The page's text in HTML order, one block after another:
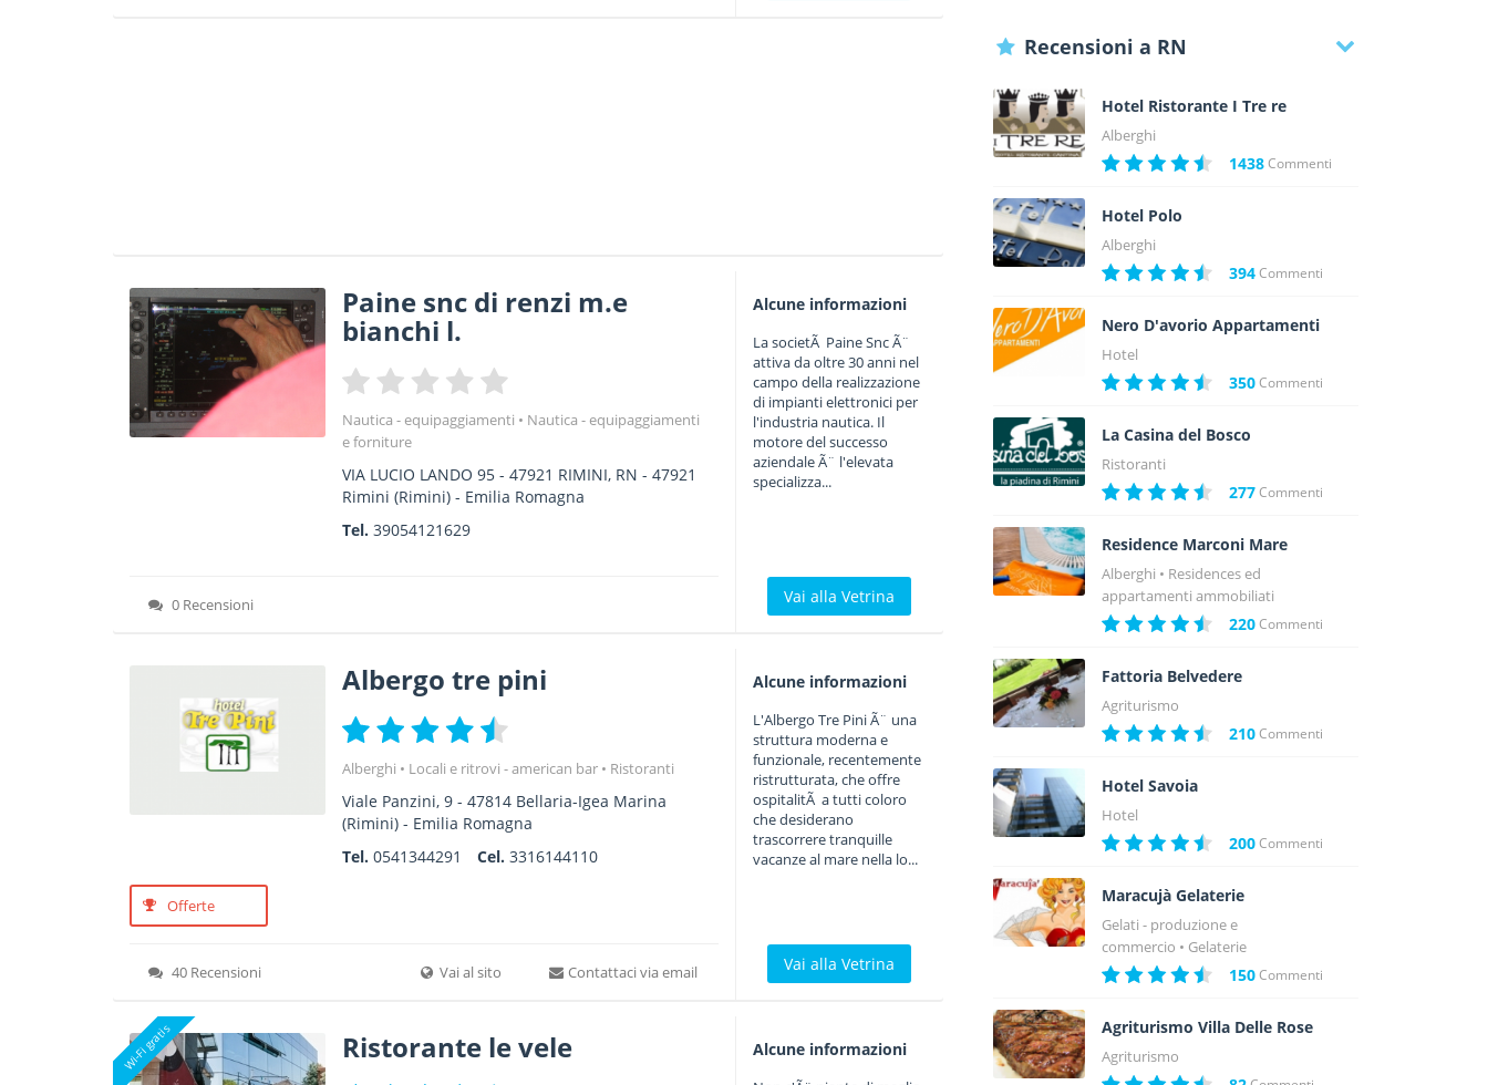
Paine snc di renzi m.e
bianchi l.
Nautica - equipaggiamenti
Nautica - equipaggiamenti
e forniture
VIA LUCIO LANDO 95 - 47921 RIMINI, RN -47921
Rimini (Rimini) - Emilia Romagna
Tel.39054121629
0 Recensioni
Alcune informazioni
La societÃ Paine Snc Ã¨
attiva da oltre 30 anni nel
campo della realizzazione
di impianti elettronici per
l'industria nautica. Il
motore del successo
aziendale Ã¨ l'elevata
specializza...
Vai alla Vetrina
Albergo tre pini
Alberghi Locali e ritrovi - american bar Ristoranti
Viale Panzini, 9 -47814 Bellaria-Igea Marina
(Rimini) - Emilia Romagna
Tel.0541344291 Cel.3316144110
Offerte
40 Recensioni Vai al sito Contattaci via email
Alcune informazioni
L'Albergo Tre Pini Ã¨ una
struttura moderna e
funzionale, recentemente
ristrutturata, che offre
ospitalitÃ a tutti coloro
che desiderano
trascorrere tranquille
vacanze al mare nella lo...
Vai alla Vetrina
Wi-Fi gratis Ristorante le vele Alcune informazioni
Recensioni a RN
Hotel Ristorante I Tre re
Alberghi
1438Commenti
Hotel Polo
Alberghi
394Commenti
Nero D'avorio Appartamenti
Hotel
350Commenti
La Casina del Bosco
Ristoranti
277Commenti
Residence Marconi Mare
Alberghi
Residences ed
appartamenti ammobiliati
220Commenti
Fattoria Belvedere
Agriturismo
210Commenti
Hotel Savoia
Hotel
200Commenti
Maracujà Gelaterie
Gelati - produzione e
commercio
Gelaterie
150Commenti
Agriturismo Villa Delle Rose
Agriturismo